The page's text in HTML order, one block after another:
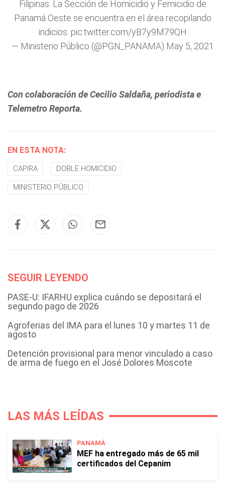
Filipinas. La Sección de Homicidio y Femicidio de
Panamá Oeste se encuentra en el área recopilando
indicios. pic.twitter.com/yB7y9M79QH
— Ministerio Público (@PGN_PANAMA) May 5, 2021
Con colaboración de Cecilio Saldaña, periodista e
Telemetro Reporta.
EN ESTA NOTA:
CAPIRA DOBLE HOMICIDIO
MINISTERIO PÚBLICO
SEGUIR LEYENDO
PASE-U: IFARHU explica cuándo se depositará el
segundo pago de 2026
Agroferias del IMA para el lunes 10 y martes 11 de
agosto
Detención provisional para menor vinculado a caso
de arma de fuego en el José Dolores Moscote
LAS MÁS LEÍDAS
PANAMÁ
MEF ha entregado más de 65 mil
certificados del Cepanim